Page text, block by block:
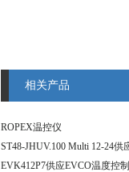
相关产品
ROPEX温控仪
EVK412P7供应EVCO温度控